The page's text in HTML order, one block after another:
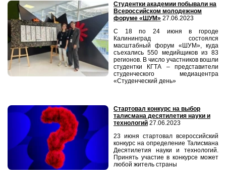
Студентки академии побывали на
Всероссийском молодежном
форуме «ШУМ» 27.06.2023
С 18 по 24 июня в городе
Калининград состоялся
масштабный форум «ШУМ», куда
съехались 550 медийщиков из 83
регионов. В число участников вошли
студентки КГТА – представители
студенческого медиацентра
«Студенческий день»
Стартовал конкурс на выбор
талисмана десятилетия науки и
технологий 27.06.2023
23 июня стартовал всероссийский
конкурс на определение Талисмана
Десятилетия науки и технологий.
Принять участие в конкурсе может
любой житель страны